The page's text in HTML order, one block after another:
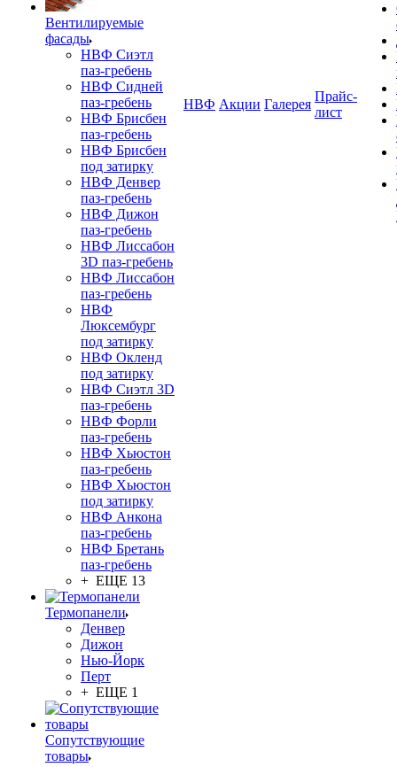
Вентилируемые
фасады
НВФ Сиэтл
паз-гребень
НВФ Сидней
паз-гребень
НВФ Брисбен
паз-гребень
НВФ Брисбен
под затирку
НВФ Денвер
паз-гребень
НВФ Дижон
паз-гребень
НВФ Лиссабон
3D паз-гребень
НВФ Лиссабон
паз-гребень
НВФ
Люксембург
под затирку
НВФ Окленд
под затирку
НВФ Сиэтл 3D
паз-гребень
НВФ Форли
паз-гребень
НВФ Хьюстон
паз-гребень
НВФ Хьюстон
под затирку
НВФ Анкона
паз-гребень
НВФ Бретань
паз-гребень
+ ЕЩЕ 13
Термопанели
Денвер
Дижон
Нью-Йорк
Перт
+ ЕЩЕ 1
Сопутствующие
товары
НВФ Акции Галерея
Прайс-
лист